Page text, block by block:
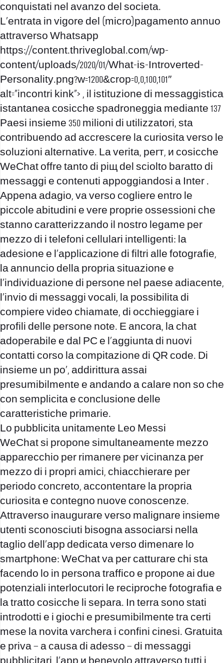
conquistati nel avanzo del societa.
L’entrata in vigore del (micro)pagamento annuo
attraverso Whatsapp
https://content.thriveglobal.com/wp-
content/uploads/2020/01/What-is-Introverted-
Personality.png?w=1200&crop=0,0,100,101″
alt=”incontri kink”> , il istituzione di messaggistica
istantanea cosicche spadroneggia mediante 137
Paesi insieme 350 milioni di utilizzatori, sta
contribuendo ad accrescere la curiositа verso le
soluzioni alternative. La veritа, perт, и cosicche
WeChat offre tanto di piщ del sciolto baratto di
messaggi e contenuti appoggiandosi a Inter .
Appena adagio, va verso cogliere entro le
piccole abitudini e vere proprie ossessioni che
stanno caratterizzando il nostro legame per
mezzo di i telefoni cellulari intelligenti: la
adesione e l’applicazione di filtri alle fotografie,
la annuncio della propria situazione e
l’individuazione di persone nel paese adiacente,
l’invio di messaggi vocali, la possibilitа di
compiere video chiamate, di occhieggiare i
profili delle persone note. E ancora, la chat
adoperabile e dal PC e l’aggiunta di nuovi
contatti corso la compitazione di QR code. Di
insieme un po’, addirittura assai
presumibilmente e andando a calare non so che
con semplicitа e conclusione delle
caratteristiche primarie.
Lo pubblicita unitamente Leo Messi
WeChat si propone simultaneamente mezzo
apparecchio per rimanere per vicinanza per
mezzo di i propri amici, chiacchierare per
periodo concreto, accontentare la propria
curiositа e contegno nuove conoscenze.
Attraverso inaugurare verso malignare insieme
utenti sconosciuti bisogna associarsi nella
taglio dell’app dedicata verso dimenare lo
smartphone: WeChat va per catturare chi sta
facendo lo in persona traffico e propone ai due
potenziali interlocutori le reciproche fotografia e
la tratto cosicche li separa. In terra sono stati
introdotti e i giochi e presumibilmente tra certi
mese la novitа varcherа i confini cinesi. Gratuita
e priva – a causa di adesso – di messaggi